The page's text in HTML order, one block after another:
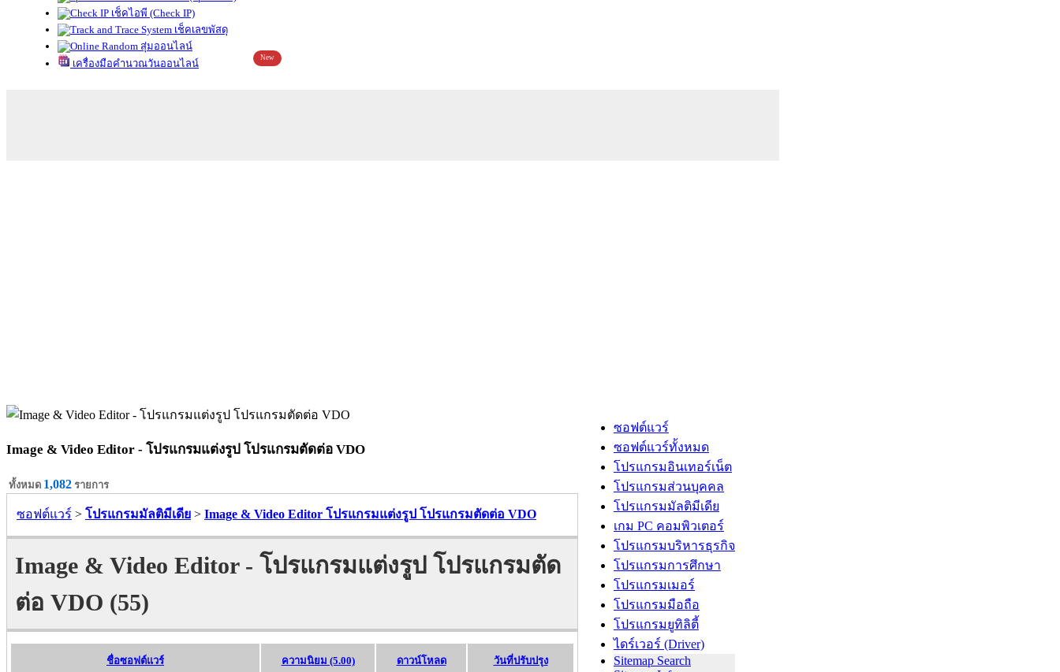
เช็คไอพี (Check IP)
เช็คเลขพัสดุ
สุ่มออนไลน์
เครื่องมือคำนวณวันออนไลน์
New
Image & Video Editor - โปรแกรมแต่งรูป โปรแกรมตัดต่อ VDO
ทั้งหมด 1,082 รายการ
ซอฟต์แวร์ > โปรแกรมมัลติมีเดีย > Image & Video Editor โปรแกรมแต่งรูป โปรแกรมตัดต่อ VDO
Image & Video Editor - โปรแกรมแต่งรูป โปรแกรมตัด
ต่อ VDO (55)
ชื่อซอฟต์แวร์ ความนิยม (5.00) ดาวน์โหลด วันที่ปรับปรุง
ซอฟต์แวร์
ซอฟต์แวร์ทั้งหมด
โปรแกรมอินเทอร์เน็ต
โปรแกรมส่วนบุคคล
โปรแกรมมัลติมีเดีย
เกม PC คอมพิวเตอร์
โปรแกรมบริหารธุรกิจ
โปรแกรมการศึกษา
โปรแกรมเมอร์
โปรแกรมมือถือ
โปรแกรมยูทิลิตี้
ไดร์เวอร์ (Driver)
Sitemap Search